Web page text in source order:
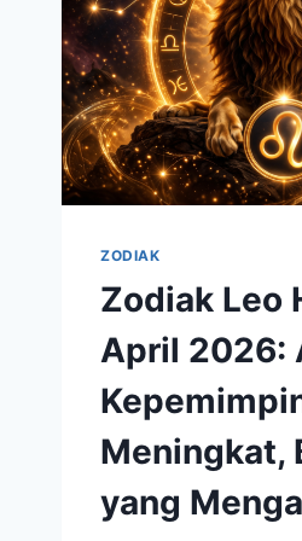
ZODIAK
Zodiak Leo
April 2026:
Meningkat,
yang